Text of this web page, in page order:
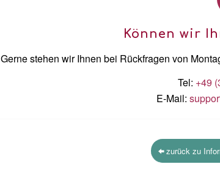
Können wir
Gerne stehen wir Ihnen bei Rückfragen von
Tel: +49
E-Mail:
zurück zu